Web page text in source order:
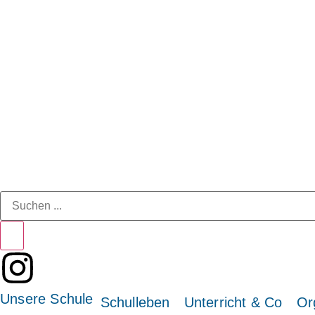
Unsere Schule Schulleben Unterricht & Co